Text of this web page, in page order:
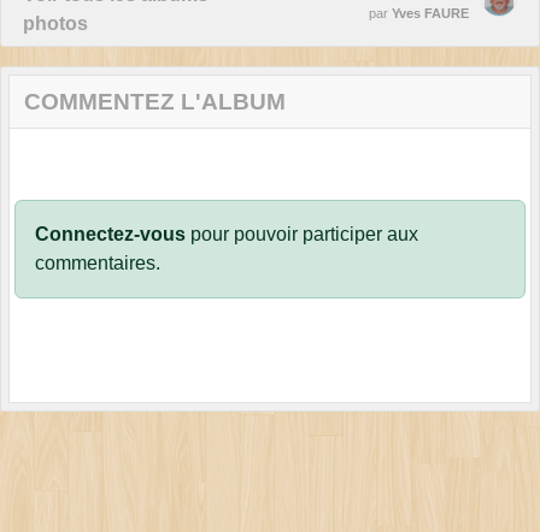
photos
par Yves FAURE
COMMENTEZ L'ALBUM
Connectez-vous pour pouvoir participer aux
commentaires.